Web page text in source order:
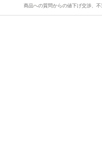
付与しています
商品への質問からの値下げ交渉、